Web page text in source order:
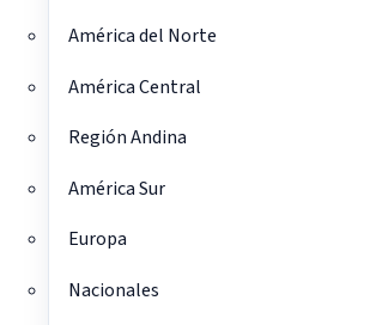
América del Norte
América Central
Región Andina
América Sur
Europa
Nacionales